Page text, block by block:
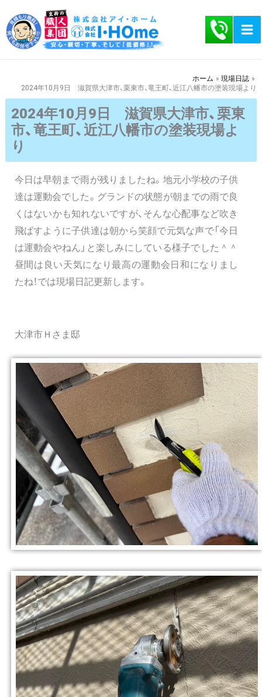
容
を
ホーム
現場日誌
2024年10月9日 滋賀県大津市、栗東市、竜王町、近江八幡市の塗装現場より
2024年10月9日 滋賀県大津市、栗東
市、竜王町、近江八幡市の塗装現場よ
り
今日は早朝まで雨が残りましたね。地元小学校の子供
達は運動会でした。グランドの状態が朝までの雨で良
くはないかも知れないですが、そんな心配事など吹き
飛ばすように子供達は朝から笑顔で元気な声で「今日
は運動会やねん」と楽しみにしている様子でした＾＾
昼間は良い天気になり最高の運動会日和になりまし
たね！では現場日記更新します。
大津市Ｈさま邸